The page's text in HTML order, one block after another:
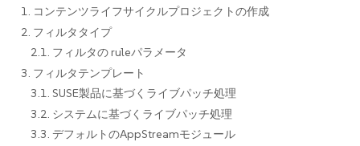
1. コンテンツライフサイクルプロジェクトの作成
2. フィルタタイプ
2.1. フィルタの ruleパラメータ
3. フィルタテンプレート
3.1. SUSE製品に基づくライブパッチ処理
3.2. システムに基づくライブパッチ処理
3.3. デフォルトのAppStreamモジュール